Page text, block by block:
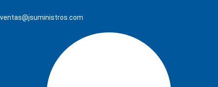
ventas@jsuministros.com